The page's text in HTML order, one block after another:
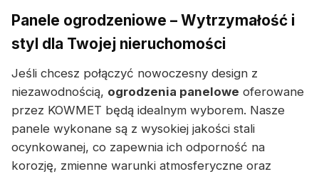
Panele ogrodzeniowe – Wytrzymałość i
styl dla Twojej nieruchomości
Jeśli chcesz połączyć nowoczesny design z
niezawodnością, ogrodzenia panelowe oferowane
przez KOWMET będą idealnym wyborem. Nasze
panele wykonane są z wysokiej jakości stali
ocynkowanej, co zapewnia ich odporność na
korozję, zmienne warunki atmosferyczne oraz